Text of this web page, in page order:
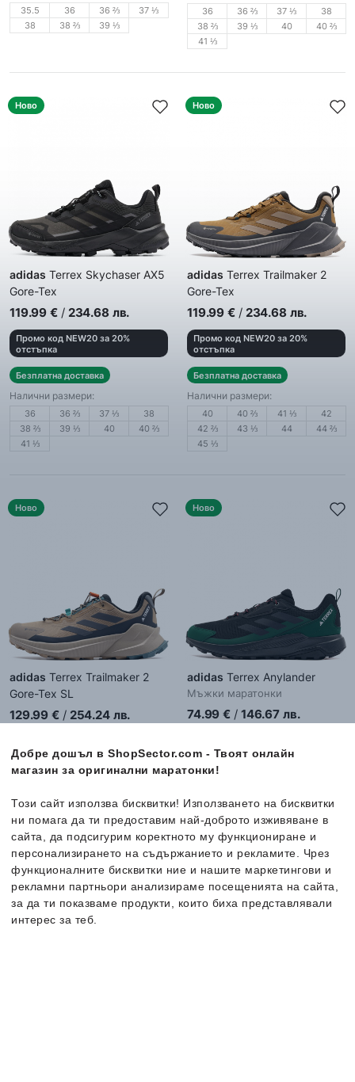
Добре дошъл в ShopSector.com - Твоят онлайн
магазин за оригинални маратонки!
Този сайт използва бисквитки! Използването на бисквитки
ни помага да ти предоставим най-доброто изживяване в
сайта, да подсигурим коректното му функциониране и
персонализирането на съдържанието и рекламите. Чрез
функционалните бисквитки ние и нашите маркетингови и
рекламни партньори анализираме посещенията на сайта,
за да ти показваме продукти, които биха представлявали
интерес за теб.
35.5 36 36 ⅔
37 ⅓
38
38 ⅔ 39 ⅓
36 36 ⅔ 37 ⅓
38
38 ⅔
39 ⅓ 40
40 ⅔
41 ⅓
Ново
adidas Terrex Skychaser AX5
Gore-Tex
Дамски спортни обувки
119.99 € / 234.68 лв.
Промо код NEW20 за 20%
отстъпка
Безплатна доставка
Налични размери:
36 36 ⅔ 37 ⅓
38
38 ⅔
39 ⅓ 40
40 ⅔
41 ⅓
Ново
adidas Terrex Trailmaker 2
Gore-Tex
Мъжки спортни обувки
119.99 € / 234.68 лв.
Промо код NEW20 за 20%
отстъпка
Безплатна доставка
Налични размери:
40 40 ⅔ 41 ⅓
42
42 ⅔
43 ⅓ 44
44 ⅔
45 ⅓
Ново
adidas Terrex Trailmaker 2
Gore-Tex SL
Мъжки спортни обувки
129.99 € / 254.24 лв.
отстъпка
Безплатна доставка
Налични размери:
40 40 ⅔ 41 ⅓
42
42 ⅔
46 ⅔
Ново
adidas Terrex Anylander
Мъжки маратонки
74.99 € / 146.67 лв.
отстъпка
Безплатна доставка
Налични размери:
45 ⅓
46 46 ⅔
Ново Ново